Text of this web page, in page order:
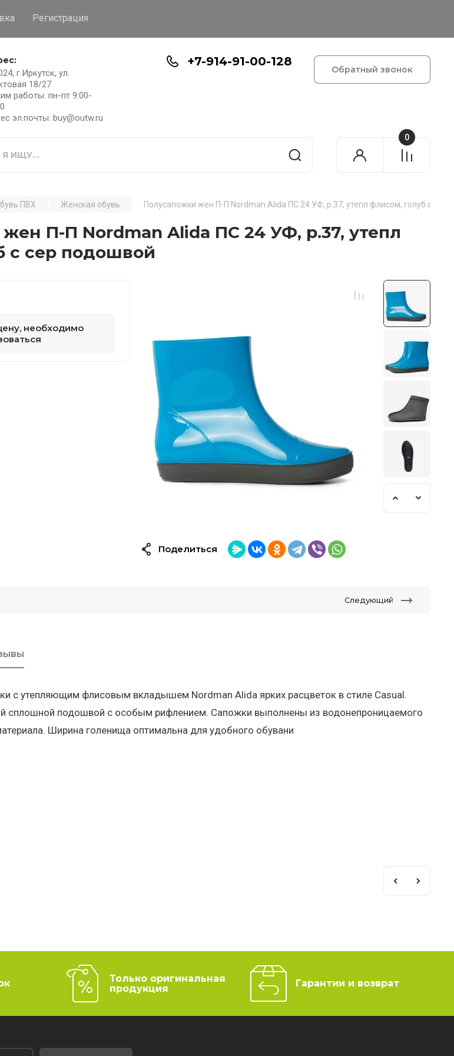
Регистрация
г.Иркутск, ул.
18/27
работы: пн-пт 9.00-
эл.почты: buy@outw.ru
+7-914-91-00-128
Обратный звонок
0
ПВХ Женская обувь Полусапожки жен П-П Nordman Alida ПС 24 УФ, р.37, утепл флисом, голуб с сер
П-П Nordman Alida ПС 24 УФ, р.37, утепл
с сер подошвой
необходимо
Поделиться
Следующий
с утепляющим флисовым вкладышем Nordman Alida ярких расцветок в стиле Casual.
сплошной подошвой с особым рифлением. Сапожки выполнены из водонепроницаемого
Ширина голенища оптимальна для удобного обувани
Только оригинальная
продукция
Гарантии и возврат